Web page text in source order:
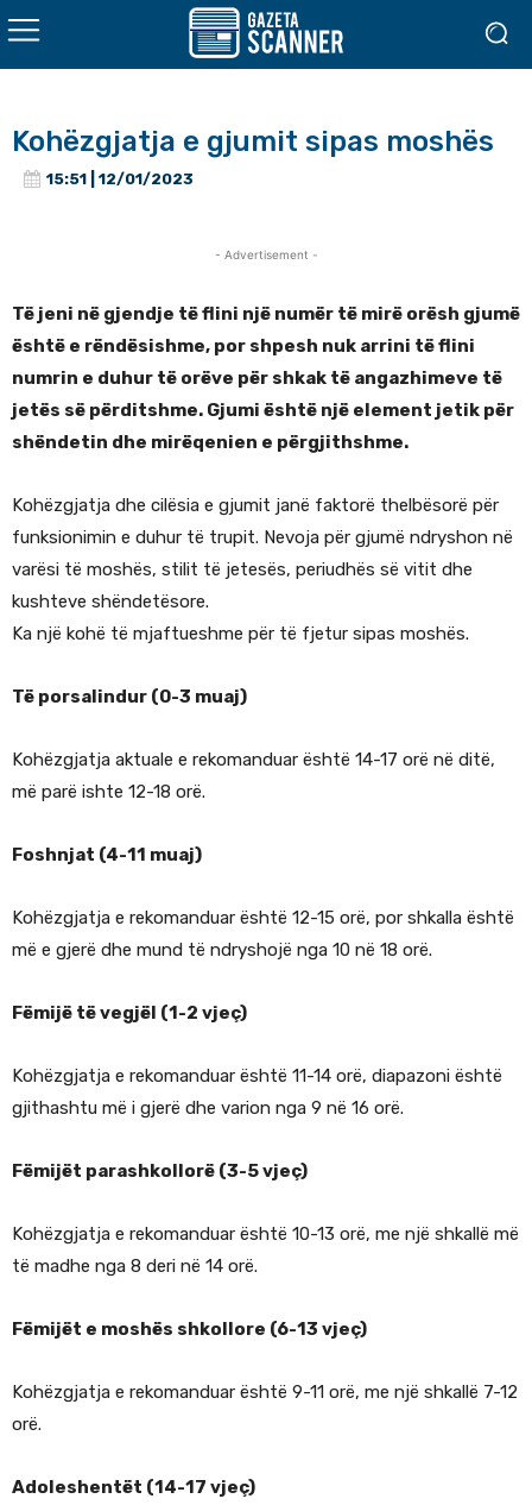
Kohëzgjatja e gjumit sipas moshës
15:51 | 12/01/2023
- Advertisement -
Të jeni në gjendje të flini një numër të mirë orësh gjumë
është e rëndësishme, por shpesh nuk arrini të flini
numrin e duhur të orëve për shkak të angazhimeve të
jetës së përditshme. Gjumi është një element jetik për
shëndetin dhe mirëqenien e përgjithshme.
Kohëzgjatja dhe cilësia e gjumit janë faktorë thelbësorë për
funksionimin e duhur të trupit. Nevoja për gjumë ndryshon në
varësi të moshës, stilit të jetesës, periudhës së vitit dhe
kushteve shëndetësore.
Ka një kohë të mjaftueshme për të fjetur sipas moshës.
Të porsalindur (0-3 muaj)
Kohëzgjatja aktuale e rekomanduar është 14-17 orë në ditë,
më parë ishte 12-18 orë.
Foshnjat (4-11 muaj)
Kohëzgjatja e rekomanduar është 12-15 orë, por shkalla është
më e gjerë dhe mund të ndryshojë nga 10 në 18 orë.
Fëmijë të vegjël (1-2 vjeç)
Kohëzgjatja e rekomanduar është 11-14 orë, diapazoni është
gjithashtu më i gjerë dhe varion nga 9 në 16 orë.
Fëmijët parashkollorë (3-5 vjeç)
Kohëzgjatja e rekomanduar është 10-13 orë, me një shkallë më
të madhe nga 8 deri në 14 orë.
Fëmijët e moshës shkollore (6-13 vjeç)
Kohëzgjatja e rekomanduar është 9-11 orë, me një shkallë 7-12
orë.
Adoleshentët (14-17 vjeç)